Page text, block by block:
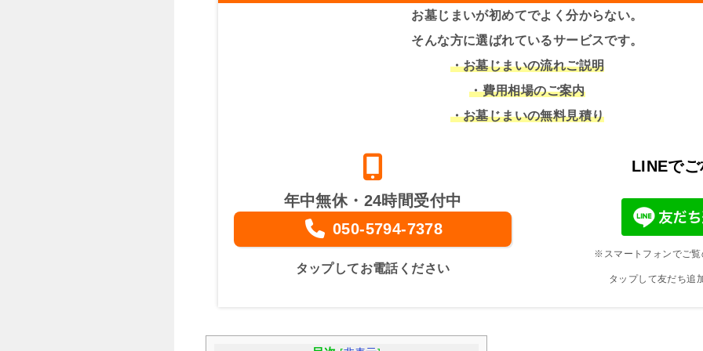
お墓じまいが初めてでよく分からない。
そんな方に選ばれているサービスです。
・お墓じまいの流れご説明
・費用相場のご案内
・お墓じまいの無料見積り
年中無休・24時間受付中
050-5794-7378
タップしてお電話ください
LINEで
※スマートフォンでご覧
タップして友だち追